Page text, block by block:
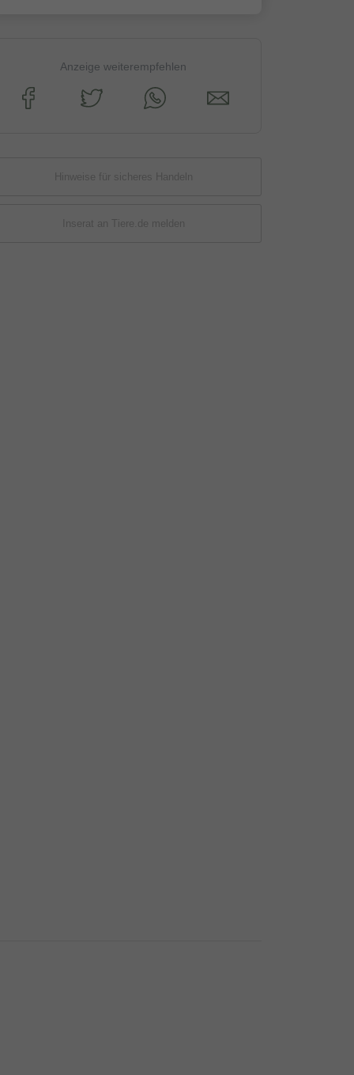
Anzeige weiterempfehlen
Hinweise für sicheres Handeln
Inserat an Tiere.de melden